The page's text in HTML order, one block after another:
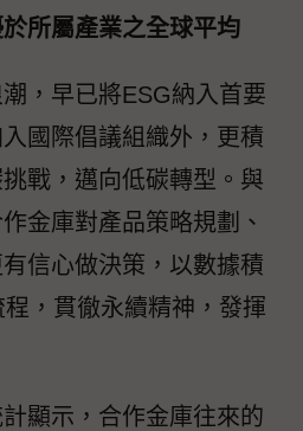
所屬產業之全球平均
，早已將ESG納入首要
國際倡議組織外，更積
戰，邁向低碳轉型。與
金庫對產品策略規劃、
信心做決策，以數據積
，貫徹永續精神，發揮
顯示，合作金庫往來的